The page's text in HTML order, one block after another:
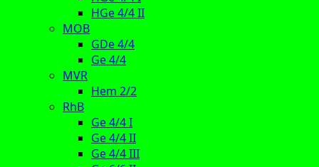
HGe 4/4 II
MOB
GDe 4/4
Ge 4/4
MVR
Hem 2/2
RhB
Ge 4/4 I
Ge 4/4 II
Ge 4/4 III